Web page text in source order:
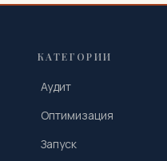
КАТЕГОРИИ
Аудит
Оптимизация
Запуск